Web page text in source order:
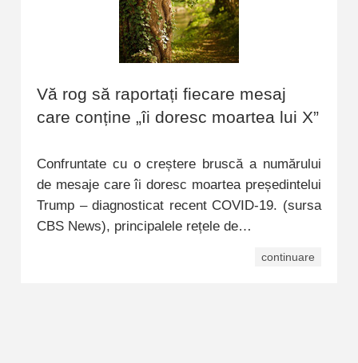
Vă rog să raportați fiecare mesaj
care conține „îi doresc moartea lui X”
Confruntate cu o creștere bruscă a numărului
de mesaje care îi doresc moartea președintelui
Trump – diagnosticat recent COVID-19. (sursa
CBS News), principalele rețele de…
continuare